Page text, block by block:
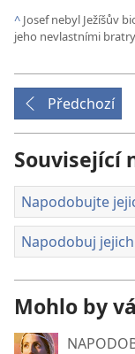
^ Josef nebyl Ježíšův
jeho nevlastními
Předchozí
Související
Napodobujte
Napodobuj
Mohlo by